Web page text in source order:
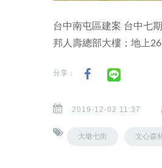
台中南屯區建案 台中七
邦人壽總部大樓；地上
分享：
2019-12-02 11:37
大墩七街 文心森